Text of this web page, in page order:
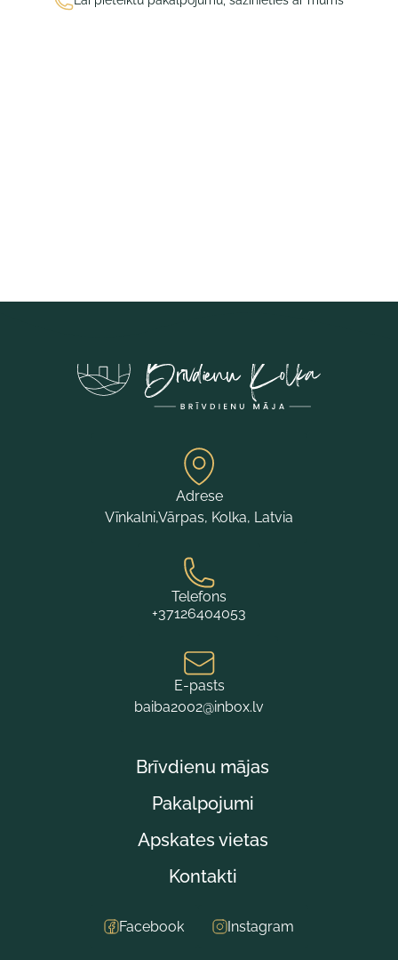
Adrese
Vīnkalni,Vārpas, Kolka, Latvia
Telefons
+37126404053
E-pasts
baiba2002@inbox.lv
Brīvdienu mājas
Pakalpojumi
Apskates vietas
Kontakti
Facebook Instagram